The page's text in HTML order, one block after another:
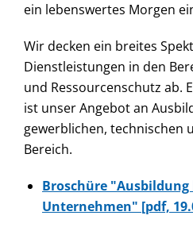
ein lebenswertes Morgen
Wir decken ein breites
Dienstleistungen in den
und Ressourcenschutz ab.
ist unser Angebot an
gewerblichen, technischen
Bereich.
Broschüre "Ausbildung
Unternehmen" [pdf,